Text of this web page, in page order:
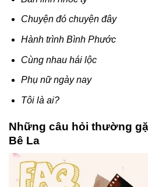
Chuyện đó chuyện đây
Hành trình Bình Phước
Cùng nhau hái lộc
Phụ nữ ngày nay
Tôi là ai?
Những câu hỏi thường
Bê La